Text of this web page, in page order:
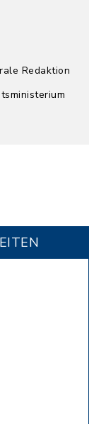
Redaktion